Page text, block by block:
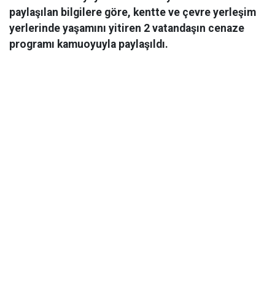
paylaşılan bilgilere göre, kentte ve çevre yerleşim
yerlerinde yaşamını yitiren 2 vatandaşın cenaze
programı kamuoyuyla paylaşıldı.